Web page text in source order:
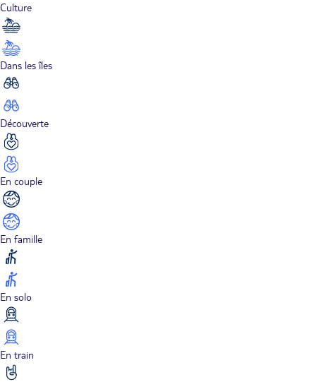
Culture
Dans les îles
Découverte
En couple
En famille
En solo
En train